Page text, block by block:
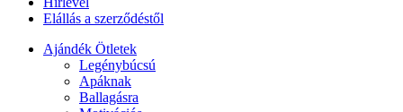
Elállás a szerződéstől
Ajándék Ötletek
Legénybúcsú
Apáknak
Ballagásra